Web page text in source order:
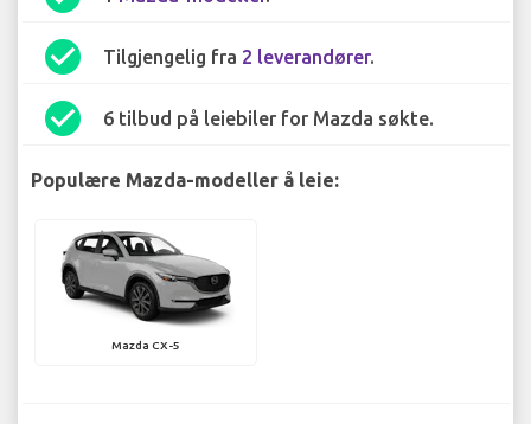
check_circle Tilgjengelig fra 2 leverandører.
check_circle 6 tilbud på leiebiler for Mazda søkte.
Populære Mazda-modeller å leie:
Mazda CX-5